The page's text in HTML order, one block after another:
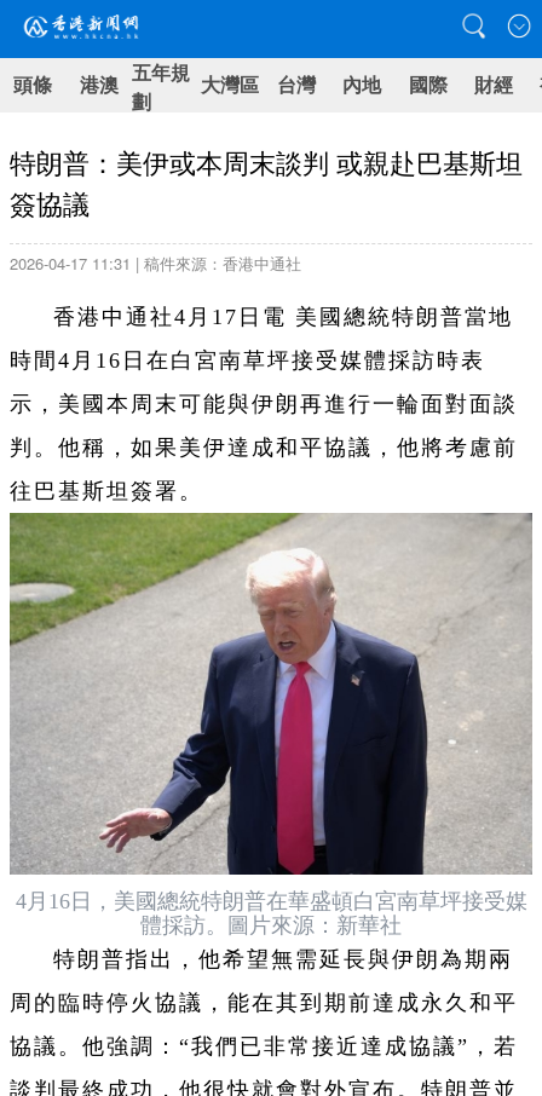
頭條 港澳 五年規
劃
大灣區 台灣 內地 國際 財經
特朗普：美伊或本周末談判 或親赴巴基斯坦
簽協議
2026-04-17 11:31 | 稿件來源：香港中通社
香港中通社4月17日電 美國總統特朗普當地
時間4月16日在白宮南草坪接受媒體採訪時表
示，美國本周末可能與伊朗再進行一輪面對面談
判。他稱，如果美伊達成和平協議，他將考慮前
往巴基斯坦簽署。
4月16日，美國總統特朗普在華盛頓白宮南草坪接受媒
體採訪。圖片來源：新華社
特朗普指出，他希望無需延長與伊朗為期兩
周的臨時停火協議，能在其到期前達成永久和平
協議。他強調：“我們已非常接近達成協議”，若
談判最終成功，他很快就會對外宣布。特朗普並